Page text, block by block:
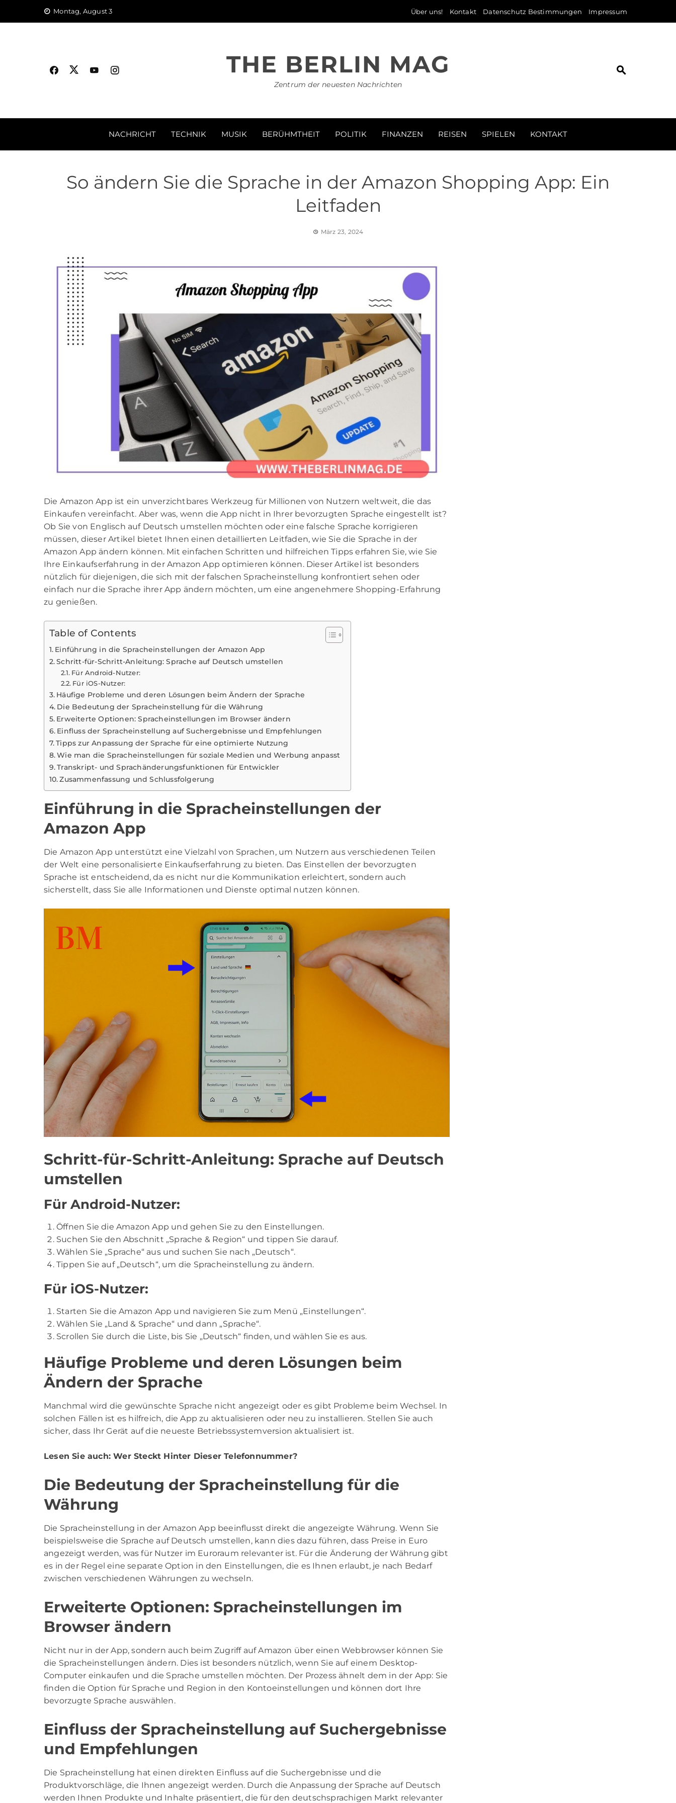
Montag, August 3 Über uns! Kontakt Datenschutz Bestimmungen Impressum
THE BERLIN MAG
Zentrum der neuesten Nachrichten
NACHRICHT TECHNIK MUSIK BERÜHMTHEIT POLITIK FINANZEN REISEN SPIELEN KONTAKT
So ändern Sie die Sprache in der Amazon Shopping App: Ein
Leitfaden
März 23, 2024
Die Amazon App ist ein unverzichtbares Werkzeug für Millionen von Nutzern weltweit, die das
Einkaufen vereinfacht. Aber was, wenn die App nicht in Ihrer bevorzugten Sprache eingestellt ist?
Ob Sie von Englisch auf Deutsch umstellen möchten oder eine falsche Sprache korrigieren
müssen, dieser Artikel bietet Ihnen einen detaillierten Leitfaden, wie Sie die Sprache in der
Amazon App ändern können. Mit einfachen Schritten und hilfreichen Tipps erfahren Sie, wie Sie
Ihre Einkaufserfahrung in der Amazon App optimieren können. Dieser Artikel ist besonders
nützlich für diejenigen, die sich mit der falschen Spracheinstellung konfrontiert sehen oder
einfach nur die Sprache ihrer App ändern möchten, um eine angenehmere Shopping-Erfahrung
zu genießen.
Table of Contents
Einführung in die Spracheinstellungen der Amazon App
Schritt-für-Schritt-Anleitung: Sprache auf Deutsch umstellen
Für Android-Nutzer:
Für iOS-Nutzer:
Häufige Probleme und deren Lösungen beim Ändern der Sprache
Die Bedeutung der Spracheinstellung für die Währung
Erweiterte Optionen: Spracheinstellungen im Browser ändern
Einfluss der Spracheinstellung auf Suchergebnisse und Empfehlungen
Tipps zur Anpassung der Sprache für eine optimierte Nutzung
Wie man die Spracheinstellungen für soziale Medien und Werbung anpasst
Transkript- und Sprachänderungsfunktionen für Entwickler
Zusammenfassung und Schlussfolgerung
Einführung in die Spracheinstellungen der
Amazon App
Die Amazon App unterstützt eine Vielzahl von Sprachen, um Nutzern aus verschiedenen Teilen
der Welt eine personalisierte Einkaufserfahrung zu bieten. Das Einstellen der bevorzugten
Sprache ist entscheidend, da es nicht nur die Kommunikation erleichtert, sondern auch
sicherstellt, dass Sie alle Informationen und Dienste optimal nutzen können.
Schritt-für-Schritt-Anleitung: Sprache auf Deutsch
umstellen
Für Android-Nutzer:
Öffnen Sie die Amazon App und gehen Sie zu den Einstellungen.
Suchen Sie den Abschnitt „Sprache & Region“ und tippen Sie darauf.
Wählen Sie „Sprache“ aus und suchen Sie nach „Deutsch“.
Tippen Sie auf „Deutsch“, um die Spracheinstellung zu ändern.
Für iOS-Nutzer:
Starten Sie die Amazon App und navigieren Sie zum Menü „Einstellungen“.
Wählen Sie „Land & Sprache“ und dann „Sprache“.
Scrollen Sie durch die Liste, bis Sie „Deutsch“ finden, und wählen Sie es aus.
Häufige Probleme und deren Lösungen beim
Ändern der Sprache
Manchmal wird die gewünschte Sprache nicht angezeigt oder es gibt Probleme beim Wechsel. In
solchen Fällen ist es hilfreich, die App zu aktualisieren oder neu zu installieren. Stellen Sie auch
sicher, dass Ihr Gerät auf die neueste Betriebssystemversion aktualisiert ist.
Lesen Sie auch:Wer Steckt Hinter Dieser Telefonnummer?
Die Bedeutung der Spracheinstellung für die
Währung
Die Spracheinstellung in der Amazon App beeinflusst direkt die angezeigte Währung. Wenn Sie
beispielsweise die Sprache auf Deutsch umstellen, kann dies dazu führen, dass Preise in Euro
angezeigt werden, was für Nutzer im Euroraum relevanter ist. Für die Änderung der Währung gibt
es in der Regel eine separate Option in den Einstellungen, die es Ihnen erlaubt, je nach Bedarf
zwischen verschiedenen Währungen zu wechseln.
Erweiterte Optionen: Spracheinstellungen im
Browser ändern
Nicht nur in der App, sondern auch beim Zugriff auf Amazon über einen Webbrowser können Sie
die Spracheinstellungen ändern. Dies ist besonders nützlich, wenn Sie auf einem Desktop-
Computer einkaufen und die Sprache umstellen möchten. Der Prozess ähnelt dem in der App: Sie
finden die Option für Sprache und Region in den Kontoeinstellungen und können dort Ihre
bevorzugte Sprache auswählen.
Einfluss der Spracheinstellung auf Suchergebnisse
und Empfehlungen
Die Spracheinstellung hat einen direkten Einfluss auf die Suchergebnisse und die
Produktvorschläge, die Ihnen angezeigt werden. Durch die Anpassung der Sprache auf Deutsch
werden Ihnen Produkte und Inhalte präsentiert, die für den deutschsprachigen Markt relevanter